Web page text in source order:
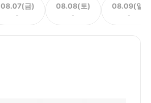
08.07(금)
-
08.08(토)
-
08.09(일)
-